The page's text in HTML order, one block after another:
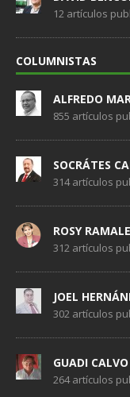
12 artículos
COLUMNISTAS
ALFREDO
855 artículos
SOCRÁTES
314 artículos
ROSY
312 artículos
JOEL
302 artículos
GUADI CALVO
264 artículos